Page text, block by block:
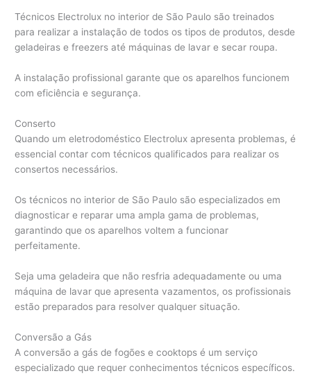
Técnicos Electrolux no interior de São Paulo são treinados
para realizar a instalação de todos os tipos de produtos, desde
geladeiras e freezers até máquinas de lavar e secar roupa.
A instalação profissional garante que os aparelhos funcionem
com eficiência e segurança.
Conserto
Quando um eletrodoméstico Electrolux apresenta problemas, é
essencial contar com técnicos qualificados para realizar os
consertos necessários.
Os técnicos no interior de São Paulo são especializados em
diagnosticar e reparar uma ampla gama de problemas,
garantindo que os aparelhos voltem a funcionar
perfeitamente.
Seja uma geladeira que não resfria adequadamente ou uma
máquina de lavar que apresenta vazamentos, os profissionais
estão preparados para resolver qualquer situação.
Conversão a Gás
A conversão a gás de fogões e cooktops é um serviço
especializado que requer conhecimentos técnicos específicos.